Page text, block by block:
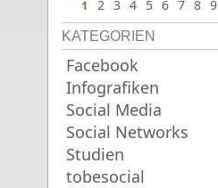
1 2 3 4 5 6 7 8 9
KATEGORIEN
Facebook
Infografiken
Social Media
Social Networks
Studien
tobesocial